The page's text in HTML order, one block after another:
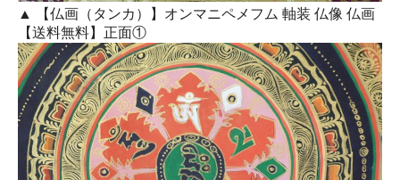
▲ 【仏画（タンカ）】オンマニペメフム 軸装 仏像 仏画
【送料無料】正面①